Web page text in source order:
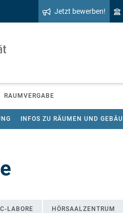
Jetzt bewerben!
RAUMVERGABE
INFOS ZU RÄUMEN UND
LABORE HÖRSAALZENTRUM